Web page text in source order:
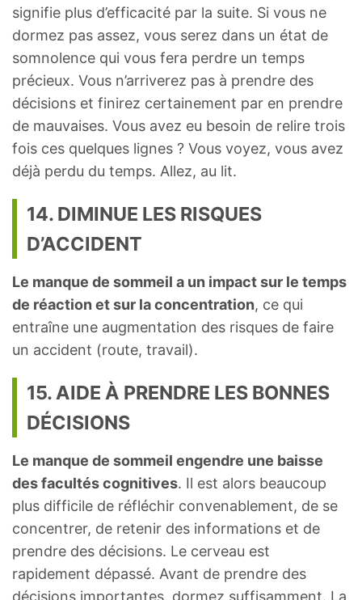
signifie plus d’efficacité par la suite. Si vous ne
dormez pas assez, vous serez dans un état de
somnolence qui vous fera perdre un temps
précieux. Vous n’arriverez pas à prendre des
décisions et finirez certainement par en prendre
de mauvaises. Vous avez eu besoin de relire trois
fois ces quelques lignes ? Vous voyez, vous avez
déjà perdu du temps. Allez, au lit.
14. DIMINUE LES RISQUES
D’ACCIDENT
Le manque de sommeil a un impact sur le temps
de réaction et sur la concentration, ce qui
entraîne une augmentation des risques de faire
un accident (route, travail).
15. AIDE À PRENDRE LES BONNES
DÉCISIONS
Le manque de sommeil engendre une baisse
des facultés cognitives. Il est alors beaucoup
plus difficile de réfléchir convenablement, de se
concentrer, de retenir des informations et de
prendre des décisions. Le cerveau est
rapidement dépassé. Avant de prendre des
décisions importantes, dormez suffisamment. La